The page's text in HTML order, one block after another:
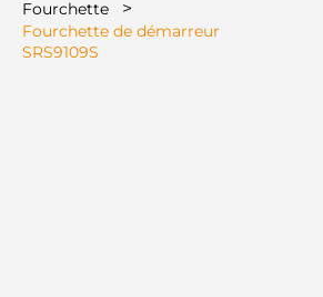
Fourchette >
Fourchette de démarreur
SRS9109S